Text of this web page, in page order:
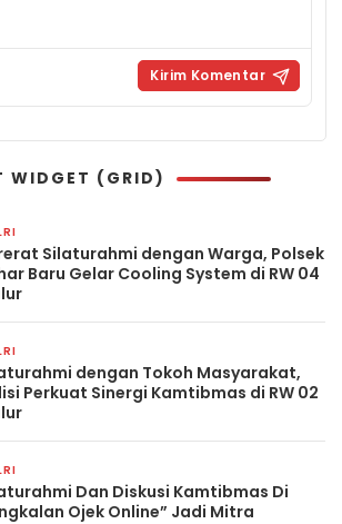
WIDGET (GRID)
Silaturahmi dengan Warga, Polsek
Baru Gelar Cooling System di RW 04
dengan Tokoh Masyarakat,
Perkuat Sinergi Kamtibmas di RW 02
Dan Diskusi Kamtibmas Di
Ojek Online” Jadi Mitra